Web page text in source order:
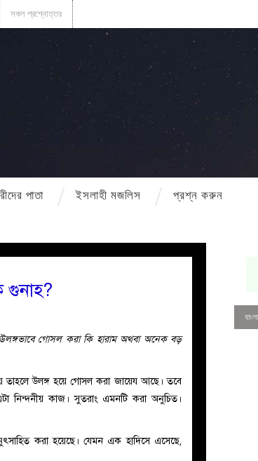
সকল প্রশ্নোত্তর
পাতা ইসলাহী মজলিস প্রশ্ন করুন
গুনাহ?
উলঙ্গভাবে গোসল করা কি হারাম অথবা অনেক বড়
তাহলে উলঙ্গ হয়ে গোসল করা জায়েয আছে। তবে
নিন্দনীয় কাজ। সুতরাং এমনটি করা অনুচিত।
করা হয়েছে। যেমন এক হাদিসে এসেছে,